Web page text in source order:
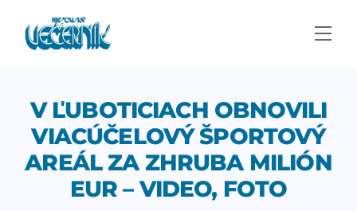
content
V ĽUBOTICIACH OBNOVILI
VIACÚČELOVÝ ŠPORTOVÝ
AREÁL ZA ZHRUBA MILIÓN
EUR – VIDEO, FOTO